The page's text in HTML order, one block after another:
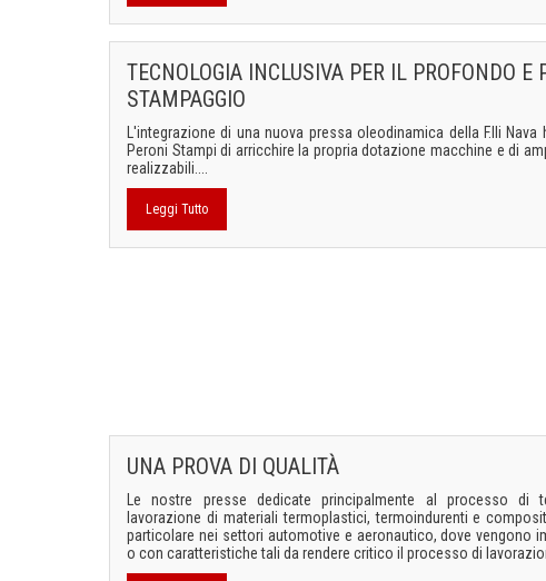
TECNOLOGIA INCLUSIVA PER IL PROFONDO E
STAMPAGGIO
L'integrazione di una nuova pressa oleodinamica della F.lli
Peroni Stampi di arricchire la propria dotazione macchine e di
realizzabili....
Leggi Tutto
UNA PROVA DI QUALITÀ
Le nostre presse dedicate principalmente al processo di
lavorazione di materiali termoplastici, termoindurenti e
particolare nei settori automotive e aeronautico, dove vengono
o con caratteristiche tali da rendere critico il processo di